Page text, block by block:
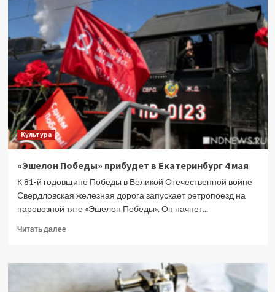
книги
поэта
Дмитрия
Осташевского
Культура
«Эшелон Победы» прибудет в Екатеринбург 4 мая
К 81-й годовщине Победы в Великой Отечественной войне
Свердловская железная дорога запускает ретропоезд на
паровозной тяге «Эшелон Победы». Он начнет...
Читать далееПрочитать
«Эшелон
Победы»
прибудет